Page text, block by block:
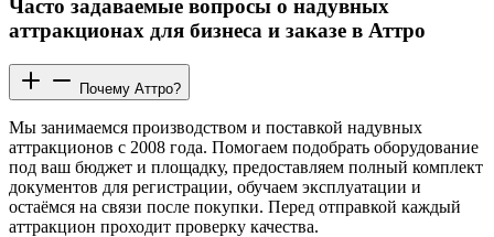
Часто задаваемые вопросы о надувных
аттракционах для бизнеса и заказе в Аттро
Почему Аттро?
Мы занимаемся производством и поставкой надувных
аттракционов с 2008 года. Помогаем подобрать оборудование
под ваш бюджет и площадку, предоставляем полный комплект
документов для регистрации, обучаем эксплуатации и
остаёмся на связи после покупки. Перед отправкой каждый
аттракцион проходит проверку качества.